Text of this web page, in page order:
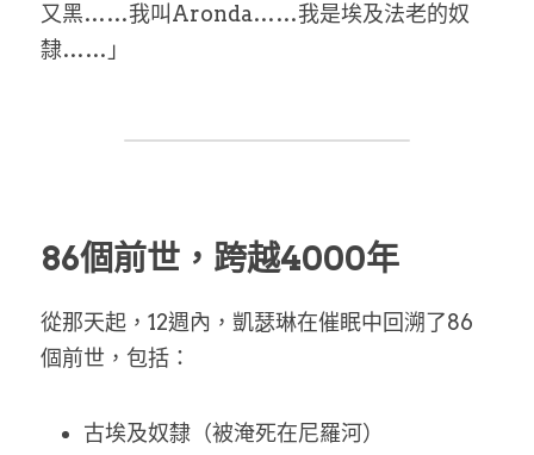
又黑……我叫Aronda……我是埃及法老的奴
隸……」
86個前世，跨越4000年
從那天起，12週內，凱瑟琳在催眠中回溯了86
個前世，包括：
古埃及奴隸（被淹死在尼羅河）